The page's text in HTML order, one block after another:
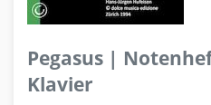
Pegasus |
Klavier